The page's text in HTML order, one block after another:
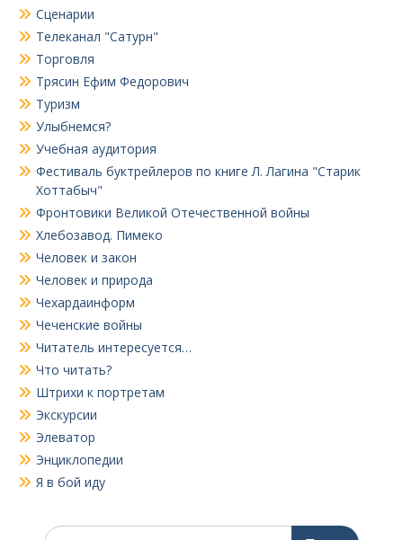
Сценарии
Телеканал "Сатурн"
Торговля
Трясин Ефим Федорович
Туризм
Улыбнемся?
Учебная аудитория
Фестиваль буктрейлеров по книге Л. Лагина "Старик
Хоттабыч"
Фронтовики Великой Отечественной войны
Хлебозавод. Пимеко
Человек и закон
Человек и природа
Чехардаинформ
Чеченские войны
Читатель интересуется…
Что читать?
Штрихи к портретам
Экскурсии
Элеватор
Энциклопедии
Я в бой иду
Поиск